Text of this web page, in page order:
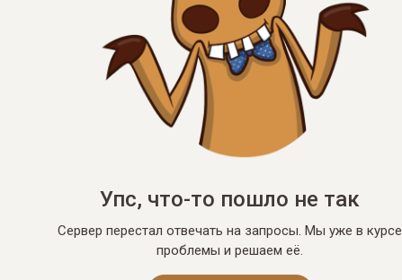
Упс, что-то пошло не так
Сервер перестал отвечать на запросы. Мы уже в курсе
проблемы и решаем её.